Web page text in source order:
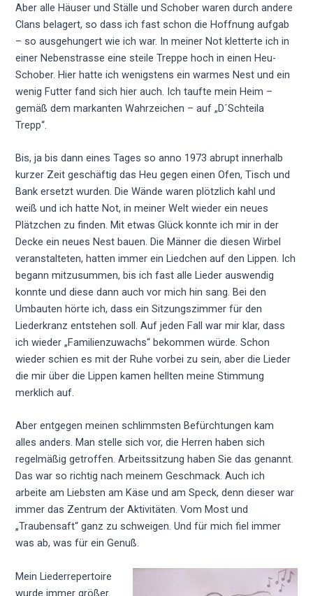
Aber alle Häuser und Ställe und Schober waren durch andere
Clans belagert, so dass ich fast schon die Hoffnung aufgab
– so ausgehungert wie ich war. In meiner Not kletterte ich in
einer Nebenstrasse eine steile Treppe hoch in einen Heu-
Schober. Hier hatte ich wenigstens ein warmes Nest und ein
wenig Futter fand sich hier auch. Ich taufte mein Heim –
gemäß dem markanten Wahrzeichen – auf „D´Schteila
Trepp“.
Bis, ja bis dann eines Tages so anno 1973 abrupt innerhalb
kurzer Zeit geschäftig das Heu gegen einen Ofen, Tisch und
Bank ersetzt wurden. Die Wände waren plötzlich kahl und
weiß und ich hatte Not, in meiner Welt wieder ein neues
Plätzchen zu finden. Mit etwas Glück konnte ich mir in der
Decke ein neues Nest bauen. Die Männer die diesen Wirbel
veranstalteten, hatten immer ein Liedchen auf den Lippen. Ich
begann mitzusummen, bis ich fast alle Lieder auswendig
konnte und diese dann auch vor mich hin sang. Bei den
Umbauten hörte ich, dass ein Sitzungszimmer für den
Liederkranz entstehen soll. Auf jeden Fall war mir klar, dass
ich wieder „Familienzuwachs“ bekommen würde. Schon
wieder schien es mit der Ruhe vorbei zu sein, aber die Lieder
die mir über die Lippen kamen hellten meine Stimmung
merklich auf.
Aber entgegen meinen schlimmsten Befürchtungen kam
alles anders. Man stelle sich vor, die Herren haben sich
regelmäßig getroffen. Arbeitssitzung haben Sie das genannt.
Das war so richtig nach meinem Geschmack. Auch ich
arbeite am Liebsten am Käse und am Speck, denn dieser war
immer das Zentrum der Aktivitäten. Vom Most und
„Traubensaft“ ganz zu schweigen. Und für mich fiel immer
was ab, was für ein Genuß.
Mein Liederrepertoire
wurde immer größer.